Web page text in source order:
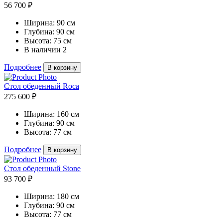
56 700 ₽
Ширина: 90 см
Глубина: 90 см
Высота: 75 см
В наличии 2
Подробнее В корзину
Стол обеденный Roca
275 600 ₽
Ширина: 160 см
Глубина: 90 см
Высота: 77 см
Подробнее В корзину
Стол обеденный Stone
93 700 ₽
Ширина: 180 см
Глубина: 90 см
Высота: 77 см